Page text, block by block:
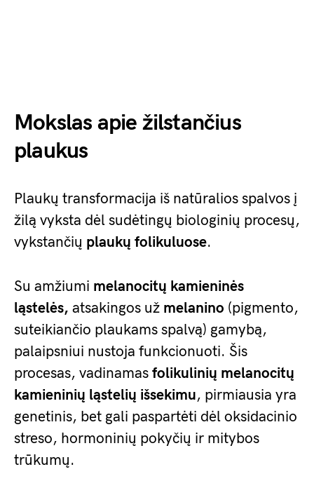
Mokslas apie žilstančius
plaukus
Plaukų transformacija iš natūralios spalvos į
žilą vyksta dėl sudėtingų biologinių procesų,
vykstančių plaukų folikuluose.
Su amžiumi melanocitų kamieninės
ląstelės, atsakingos už melanino (pigmento,
suteikiančio plaukams spalvą) gamybą,
palaipsniui nustoja funkcionuoti. Šis
procesas, vadinamas folikulinių melanocitų
kamieninių ląstelių išsekimu, pirmiausia yra
genetinis, bet gali paspartėti dėl oksidacinio
streso, hormoninių pokyčių ir mitybos
trūkumų.